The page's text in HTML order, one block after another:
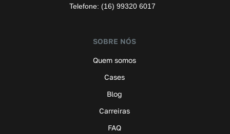
Telefone: (16) 99320 6017
SOBRE NÓS
Quem somos
Cases
Blog
Carreiras
FAQ